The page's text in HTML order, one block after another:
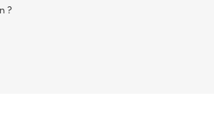
?